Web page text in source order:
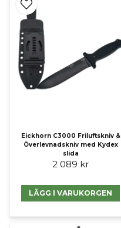
Eickhorn C3000 Friluftskniv &
Överlevnadskniv med Kydex
slida
2 089 kr
LÄGG I VARUKORGEN